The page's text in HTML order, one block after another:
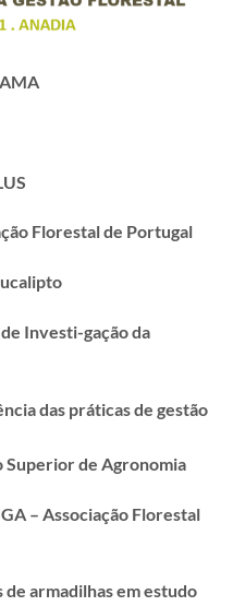
Florestal de Portugal
Investi-gação da
das práticas de gestão
Superior de Agronomia
– Associação Florestal
armadilhas em estudo